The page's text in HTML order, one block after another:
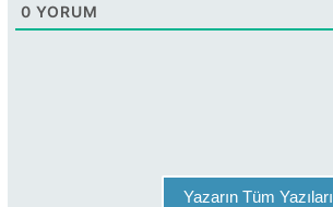
0 YORUM
Yazarın Tüm Yazıları